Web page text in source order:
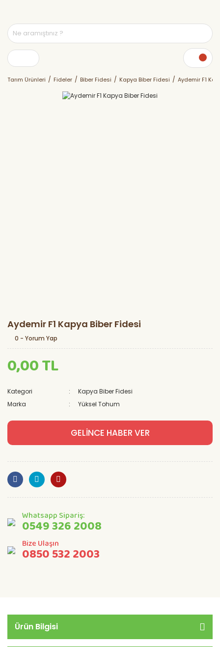
Tarım Ürünleri Fideler Biber Fidesi Kapya Biber Fidesi Aydemir F1
Aydemir F1 Kapya Biber Fidesi
0 - Yorum Yap
0,00 TL
Kategori
Kapya Biber Fidesi
Marka
Yüksel Tohum
GELİNCE HABER VER
Whatsapp Sipariş:
0549 326 2008
Bize Ulaşın
0850 532 2003
Ürün Bilgisi